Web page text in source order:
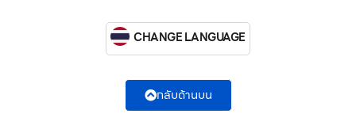
CHANGE LANGUAGE
กลับด้านบน